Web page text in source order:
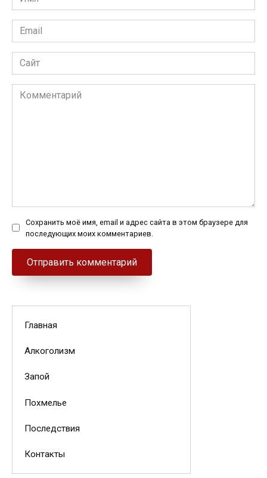
*
Email
*
Сайт
Комментарий
Сохранить моё имя, email и адрес сайта в этом браузере для
последующих моих комментариев.
Главная
Алкоголизм
Запой
Похмелье
Последствия
Контакты